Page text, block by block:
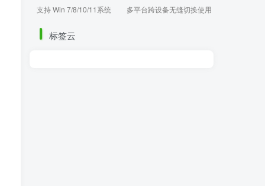
支持 Win 7/8/10/11系统 多平台跨设备无缝切换使用
标签云